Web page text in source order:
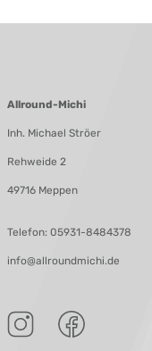
Allround-Michi
Inh. Michael Ströer
Rehweide 2
49716 Meppen
Telefon: 05931-8484378
info@allroundmichi.de